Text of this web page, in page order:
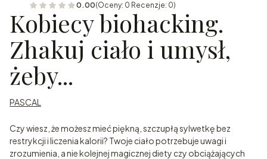
0.00(Oceny: 0 Recenzje: 0)
Kobiecy biohacking.
Zhakuj ciało i umysł,
żeby...
PASCAL
Czy wiesz, że możesz mieć piękną, szczupłą sylwetkę bez
restrykcji i liczenia kalorii? Twoje ciało potrzebuje uwagi i
zrozumienia, a nie kolejnej magicznej diety czy obciążających